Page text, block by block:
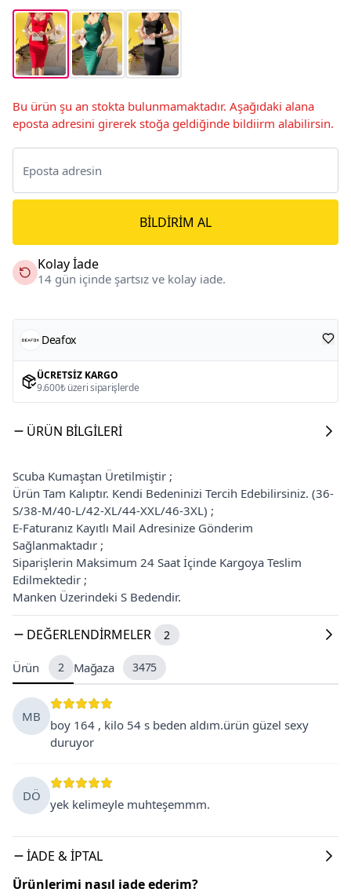
Bu ürün şu an stokta bulunmamaktadır. Aşağıdaki alana
eposta adresini girerek stoğa geldiğinde bildiirm alabilirsin.
BILDIRIM AL
Kolay İade
14 gün içinde şartsız ve kolay iade.
Deafox
ÜCRETSIZ KARGO
9.600₺ üzeri siparişlerde
ÜRÜN BILGILERI
Scuba Kumaştan Üretilmiştir ;
Ürün Tam Kalıptır. Kendi Bedeninizi Tercih Edebilirsiniz. (36-
S/38-M/40-L/42-XL/44-XXL/46-3XL) ;
E-Faturanız Kayıtlı Mail Adresinize Gönderim
Sağlanmaktadır ;
Siparişlerin Maksimum 24 Saat İçinde Kargoya Teslim
Edilmektedir ;
Manken Üzerindeki S Bedendir.
DEĞERLENDIRMELER 2
Ürün 2 Mağaza 3475
MB
boy 164 , kilo 54 s beden aldım.ürün güzel sexy
duruyor
DÖ
yek kelimeyle muhteşemmm.
İADE & İPTAL
Ürünlerimi nasıl iade ederim?